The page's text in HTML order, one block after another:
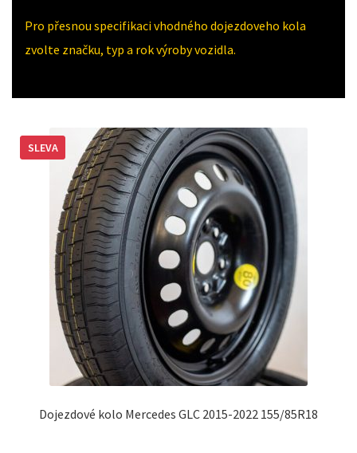
Pro přesnou specifikaci vhodného dojezdoveho kola
zvolte značku, typ a rok výroby vozidla.
Dojezdové kolo Mercedes GLC 2015-2022 155/85R18
SLEVA